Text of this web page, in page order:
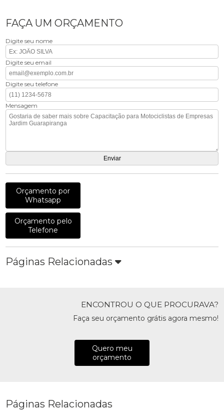
FAÇA UM ORÇAMENTO
Digite seu nome
Digite seu email
Digite seu telefone
Mensagem
Orçamento por
Whatsapp
Orçamento pelo
Telefone
Páginas Relacionadas
ENCONTROU O QUE PROCURAVA?
Faça seu orçamento grátis agora mesmo!
Quero meu
orçamento
Páginas Relacionadas